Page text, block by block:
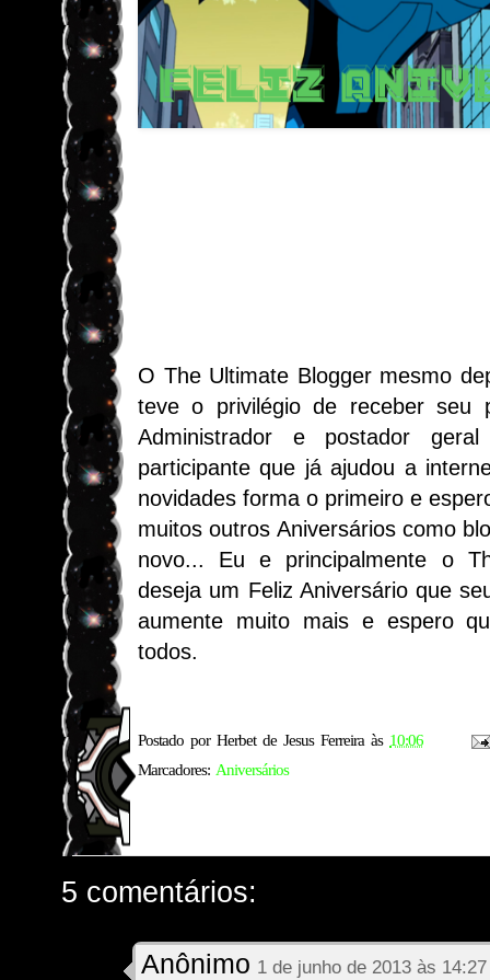
O The Ultimate Blogger mesmo
teve o privilégio de receber seu
Administrador e postador
participante que já ajudou a
novidades forma o primeiro e
muitos outros Aniversários como
novo... Eu e principalmente o
deseja um Feliz Aniversário que
aumente muito mais e espero
todos.
Postado por Herbet de Jesus Ferreira às 10:06
Marcadores: Aniversários
5 comentários:
Anônimo 1 de junho de 2013 às 14:27